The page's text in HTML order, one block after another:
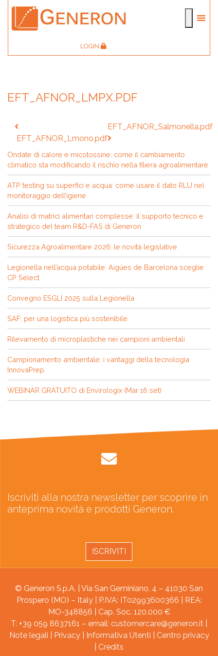
LOGIN
EFT_AFNOR_LMPX.PDF
Navigazione
articoli
EFT_AFNOR_Lmono.pdf
EFT_AFNOR_Salmonella.pdf
Ondate di calore e micotossine: come il cambiamento
climatico sta modificando il rischio nella filiera agroalimentare
ATP testing su superfici e acqua: come usare il dato RLU nel
monitoraggio dell’igiene
Analisi di matrici alimentari complesse: il supporto tecnico e
strategico del team R&D-FAS di Generon
Sicurezza Agroalimentare 2026: le novità legislative
Legionella nell’acqua potabile: Aigües de Barcelona sceglie
CP Select
Convegno ESGLI 2025 sulla Legionella
SAF: per una logistica più sostenibile
Rilevamento di microplastiche nei campioni ambientali
Campionamento ambientale: i vantaggi della tecnologia
InnovaPrep
WEBINAR GRATUITO di Envirologix (Mar 16 set)
Iscriviti alla nostra newsletter per scoprire in
anteprima novità e prodotti Generon.
ISCRIVITI
© Generon S.p.A. | Via San Geminiano, 4 – 41030 San
Prospero (MO) – Italy | P.IVA: IT02993600366 | REA:
MO-348856 | Cap. Soc. 120.000 €
T: +39 059 8637161 – email: customercare@generon.it
Note legali
Privacy| Informativa Utenti
Centro privacy
Credits